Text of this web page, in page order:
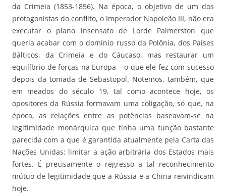
da Crimeia (1853-1856). Na época, o objetivo de um dos
protagonistas do conflito, o Imperador Napoleão III, não era
executar o plano insensato de Lorde Palmerston que
queria acabar com o domínio russo da Polônia, dos Países
Bálticos, da Crimeia e do Cáucaso, mas restaurar um
equilíbrio de forças na Europa – o que ele fez com sucesso
depois da tomada de Sebastopol. Notemos, também, que
em meados do século 19, tal como acontece hoje, os
opositores da Rússia formavam uma coligação, só que, na
época, as relações entre as potências baseavam-se na
legitimidade monárquica que tinha uma função bastante
parecida com a que é garantida atualmente pela Carta das
Nações Unidas: limitar a ação arbitrária dos Estados mais
fortes. É precisamente o regresso a tal reconhecimento
mútuo de legitimidade que a Rússia e a China reivindicam
hoje.